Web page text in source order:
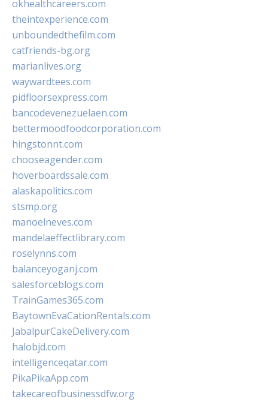
okhealthcareers.com
theintexperience.com
unboundedthefilm.com
catfriends-bg.org
marianlives.org
waywardtees.com
pidfloorsexpress.com
bancodevenezuelaen.com
bettermoodfoodcorporation.com
hingstonnt.com
chooseagender.com
hoverboardssale.com
alaskapolitics.com
stsmp.org
manoelneves.com
mandelaeffectlibrary.com
roselynns.com
balanceyoganj.com
salesforceblogs.com
TrainGames365.com
BaytownEvaCationRentals.com
JabalpurCakeDelivery.com
halobjd.com
intelligenceqatar.com
PikaPikaApp.com
takecareofbusinessdfw.org